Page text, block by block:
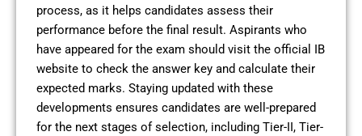
process, as it helps candidates assess their
performance before the final result. Aspirants who
have appeared for the exam should visit the official IB
website to check the answer key and calculate their
expected marks. Staying updated with these
developments ensures candidates are well-prepared
for the next stages of selection, including Tier-II, Tier-